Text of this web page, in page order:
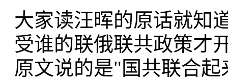
大家读汪晖的原话就知
受谁的联俄联共政策才
原文说的是"国共联合